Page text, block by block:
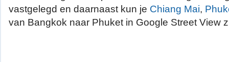
vastgelegd en daarnaast kun je Chiang Mai,
van Bangkok naar Phuket in Google Street View